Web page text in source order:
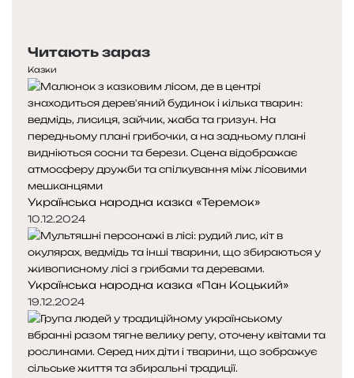
р
е
д
н
я
с
т
о
р
і
н
к
а
т
у
п
н
а
с
т
о
р
і
н
к
а
Читають зараз
Казки
Українська народна казка «Теремок»
10.12.2024
Українська народна казка «Пан Коцький»
19.12.2024